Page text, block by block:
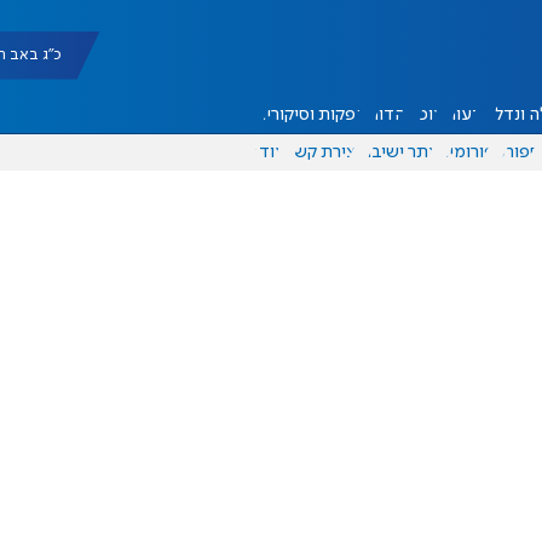
כ"ג באב תשפ"ו
ונדל"ן דעות אוכל יהדות הפקות וסיקורים
ספורט פורומים אתר ישיבה יצירת קשר עוד